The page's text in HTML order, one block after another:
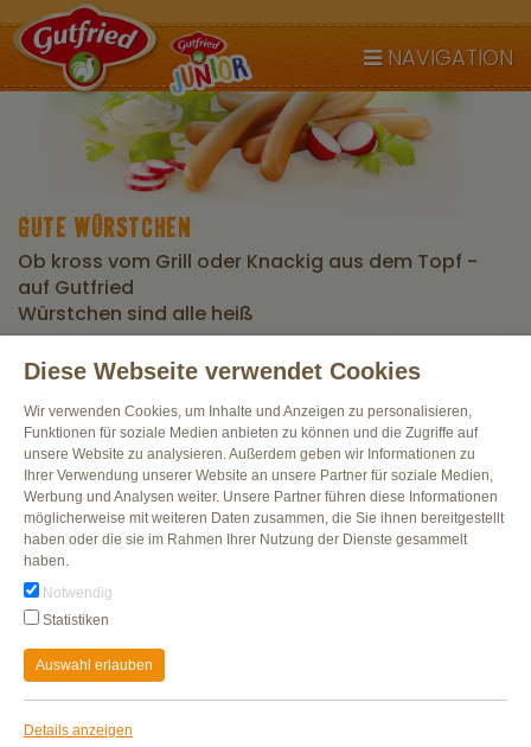
NAVIGATION
GUTE WÜRSTCHEN
Ob kross vom Grill oder Knackig aus dem Topf -
auf Gutfried
Würstchen sind alle heiß
Diese Webseite verwendet Cookies
Wir verwenden Cookies, um Inhalte und Anzeigen zu personalisieren,
Funktionen für soziale Medien anbieten zu können und die Zugriffe auf
unsere Website zu analysieren. Außerdem geben wir Informationen zu
Ihrer Verwendung unserer Website an unsere Partner für soziale Medien,
Werbung und Analysen weiter. Unsere Partner führen diese Informationen
möglicherweise mit weiteren Daten zusammen, die Sie ihnen bereitgestellt
haben oder die sie im Rahmen Ihrer Nutzung der Dienste gesammelt
haben.
Notwendig
Statistiken
Auswahl erlauben
Details anzeigen